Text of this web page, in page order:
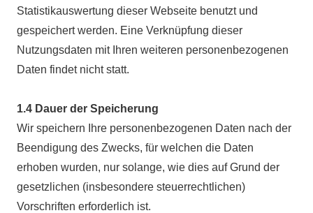
Statistikauswertung dieser Webseite benutzt und
gespeichert werden. Eine Verknüpfung dieser
Nutzungsdaten mit Ihren weiteren personenbezogenen
Daten findet nicht statt.
1.4 Dauer der Speicherung
Wir speichern Ihre personenbezogenen Daten nach der
Beendigung des Zwecks, für welchen die Daten
erhoben wurden, nur solange, wie dies auf Grund der
gesetzlichen (insbesondere steuerrechtlichen)
Vorschriften erforderlich ist.